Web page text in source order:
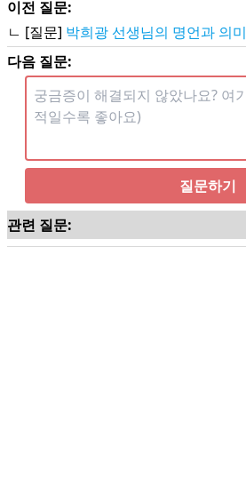
이전 질문:
ㄴ [질문] 박희광 선생님의 명언과 의미
다음 질문:
질문하기
관련 질문: